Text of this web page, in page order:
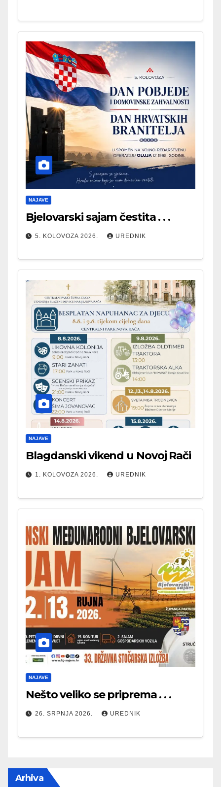
NAJAVE
Bjelovarski sajam čestita . . .
5. KOLOVOZA 2026. UREDNIK
NAJAVE
Blagdanski vikend u Novoj Rači
1. KOLOVOZA 2026. UREDNIK
NAJAVE
Nešto veliko se priprema . . .
26. SRPNJA 2026. UREDNIK
Arhiva